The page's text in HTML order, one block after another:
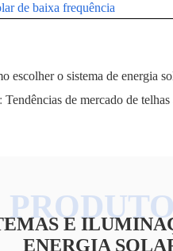
de baixa frequência
escolher o sistema de energia
Tendências de mercado de telhas
E
ENERGIA